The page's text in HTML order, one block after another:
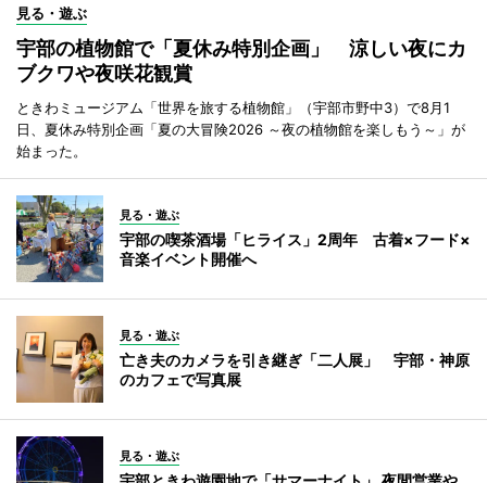
見る・遊ぶ
宇部の植物館で「夏休み特別企画」 涼しい夜にカ
ブクワや夜咲花観賞
ときわミュージアム「世界を旅する植物館」（宇部市野中3）で8月1
日、夏休み特別企画「夏の大冒険2026 ～夜の植物館を楽しもう～」が
始まった。
見る・遊ぶ
宇部の喫茶酒場「ヒライス」2周年 古着×フード×
音楽イベント開催へ
見る・遊ぶ
亡き夫のカメラを引き継ぎ「二人展」 宇部・神原
のカフェで写真展
見る・遊ぶ